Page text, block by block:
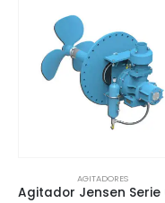
AGITADORES